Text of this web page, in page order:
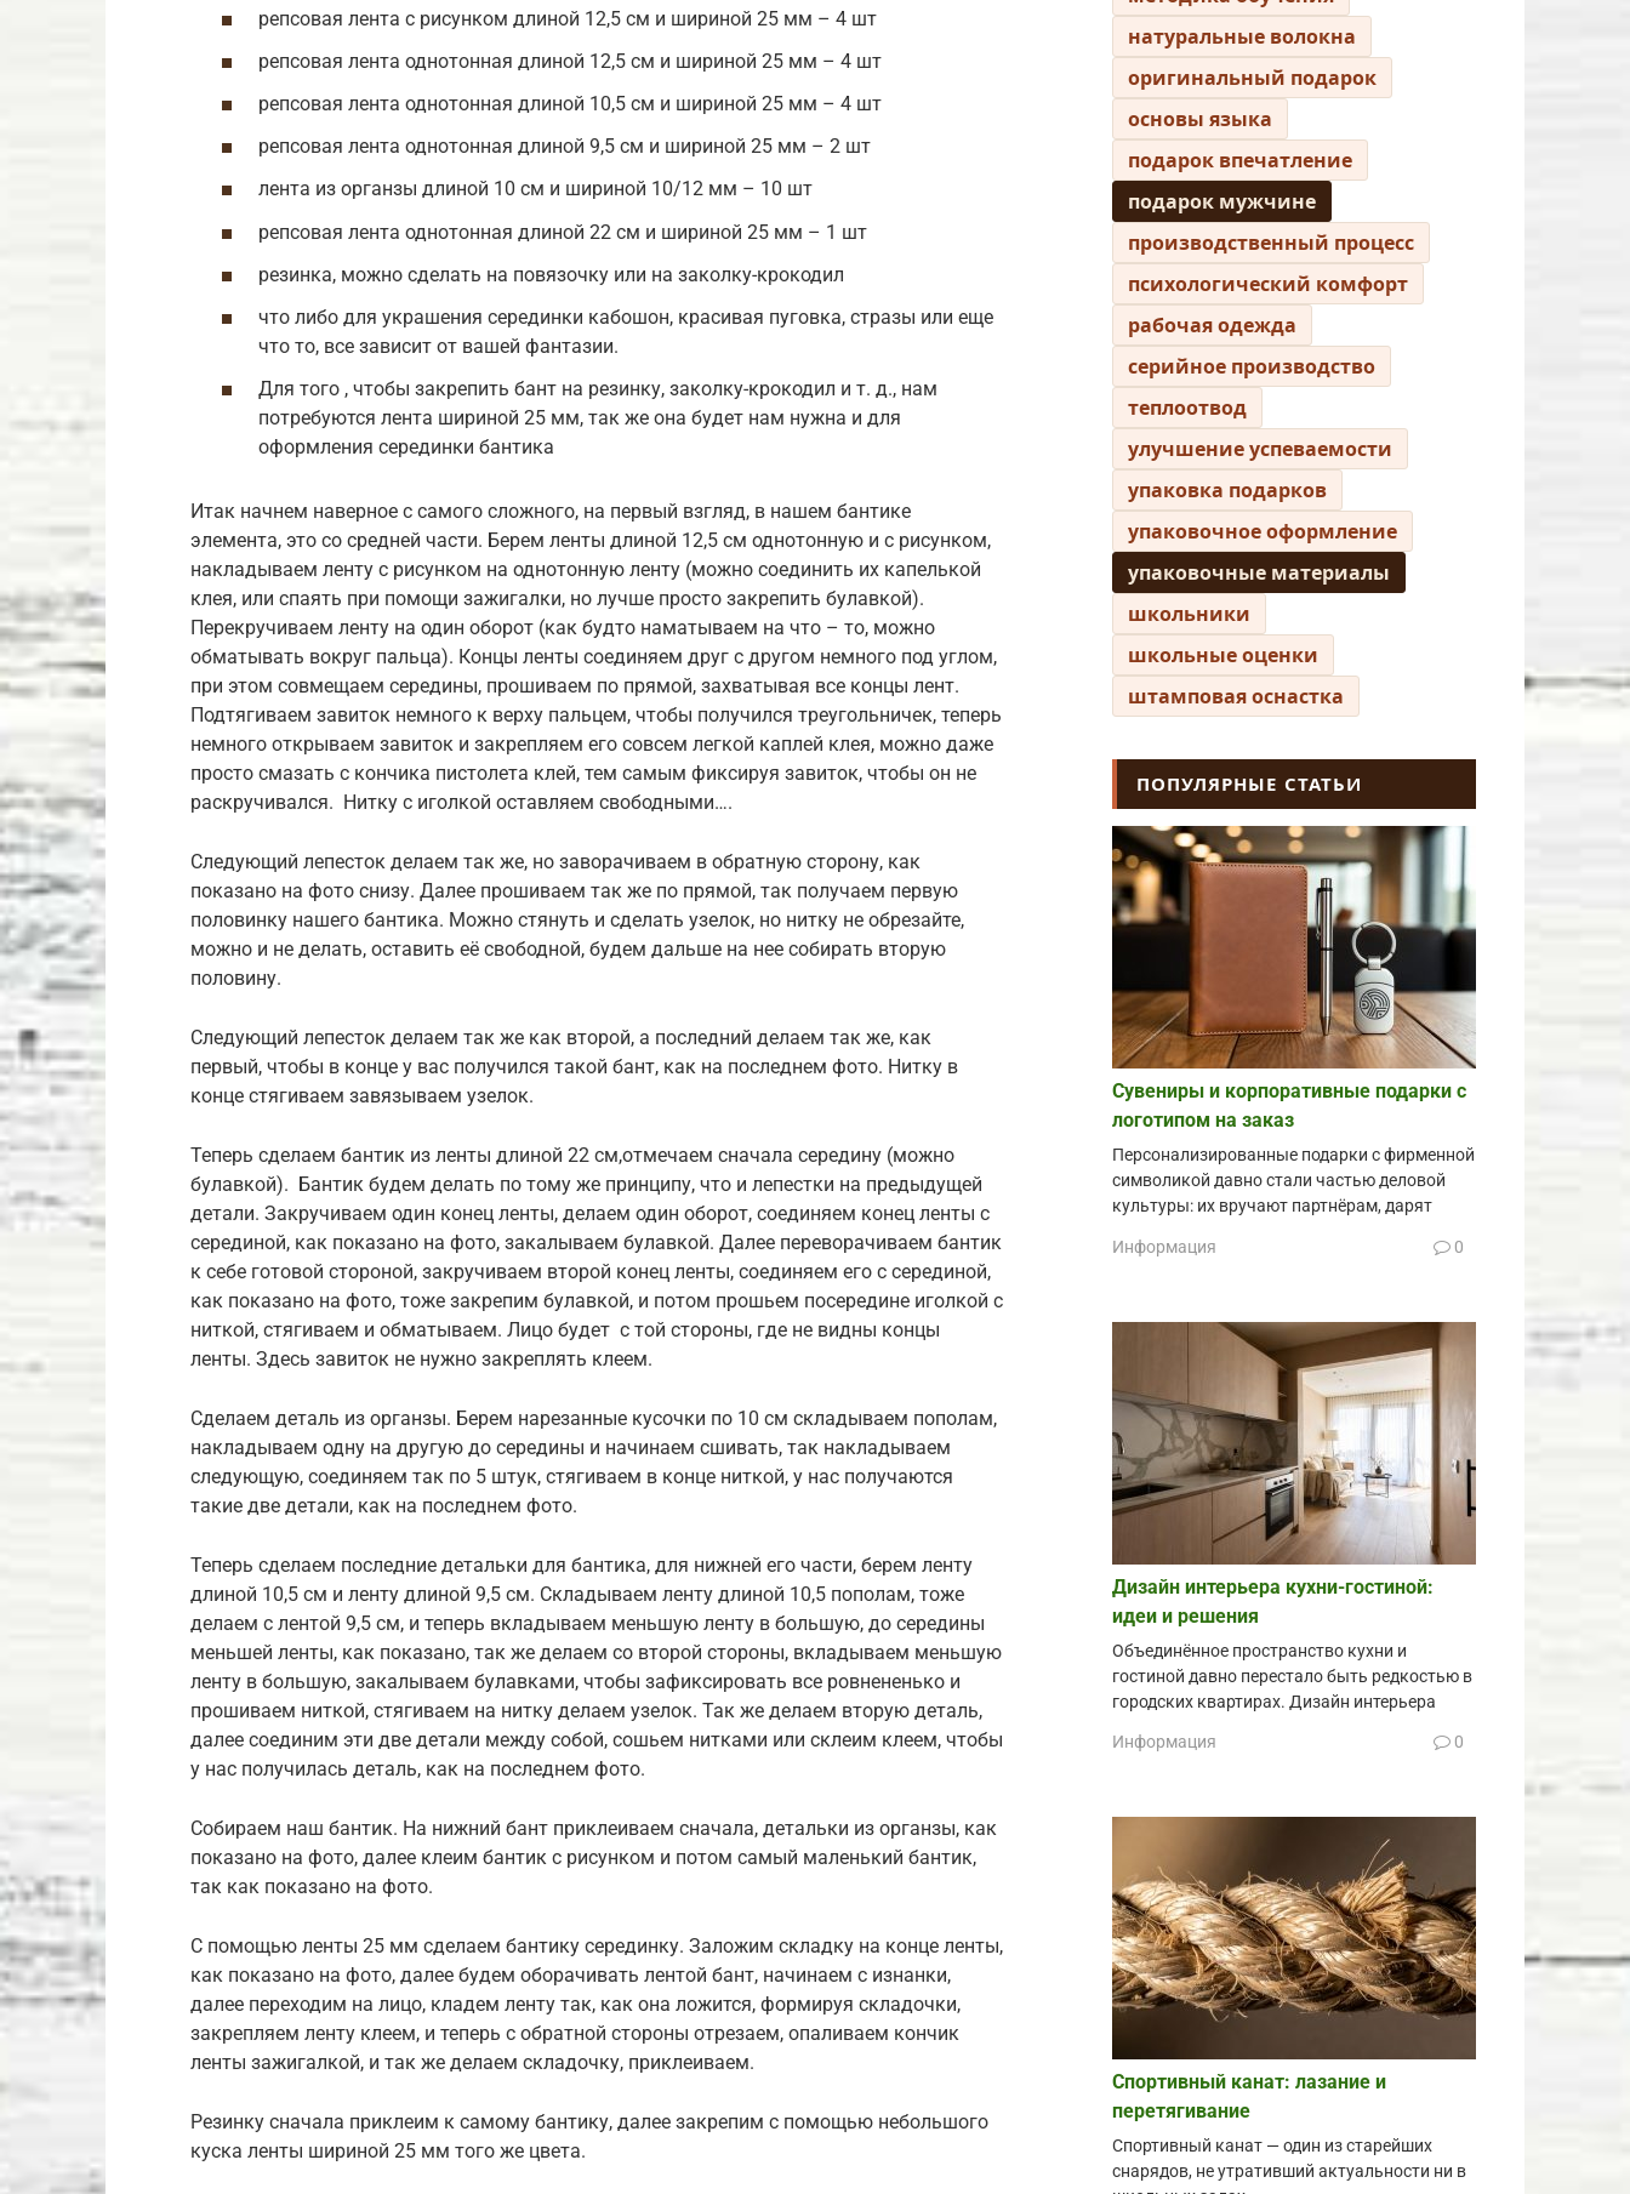
репсовая лента с рисунком длиной 12,5 см и шириной 25 мм – 4 шт
репсовая лента однотонная длиной 12,5 см и шириной 25 мм – 4 шт
репсовая лента однотонная длиной 10,5 см и шириной 25 мм – 4 шт
репсовая лента однотонная длиной 9,5 см и шириной 25 мм – 2 шт
лента из органзы длиной 10 см и шириной 10/12 мм – 10 шт
репсовая лента однотонная длиной 22 см и шириной 25 мм – 1 шт
резинка, можно сделать на повязочку или на заколку-крокодил
что либо для украшения серединки кабошон, красивая пуговка, стразы или еще
что то, все зависит от вашей фантазии.
Для того , чтобы закрепить бант на резинку, заколку-крокодил и т. д., нам
потребуются лента шириной 25 мм, так же она будет нам нужна и для
оформления серединки бантика
Итак начнем наверное с самого сложного, на первый взгляд, в нашем бантике
элемента, это со средней части. Берем ленты длиной 12,5 см однотонную и с рисунком,
накладываем ленту с рисунком на однотонную ленту (можно соединить их капелькой
клея, или спаять при помощи зажигалки, но лучше просто закрепить булавкой).
Перекручиваем ленту на один оборот (как будто наматываем на что – то, можно
обматывать вокруг пальца). Концы ленты соединяем друг с другом немного под углом,
при этом совмещаем середины, прошиваем по прямой, захватывая все концы лент.
Подтягиваем завиток немного к верху пальцем, чтобы получился треугольничек, теперь
немного открываем завиток и закрепляем его совсем легкой каплей клея, можно даже
просто смазать с кончика пистолета клей, тем самым фиксируя завиток, чтобы он не
раскручивался. Нитку с иголкой оставляем свободными….
Следующий лепесток делаем так же, но заворачиваем в обратную сторону, как
показано на фото снизу. Далее прошиваем так же по прямой, так получаем первую
половинку нашего бантика. Можно стянуть и сделать узелок, но нитку не обрезайте,
можно и не делать, оставить её свободной, будем дальше на нее собирать вторую
половину.
Следующий лепесток делаем так же как второй, а последний делаем так же, как
первый, чтобы в конце у вас получился такой бант, как на последнем фото. Нитку в
конце стягиваем завязываем узелок.
Теперь сделаем бантик из ленты длиной 22 см,отмечаем сначала середину (можно
булавкой). Бантик будем делать по тому же принципу, что и лепестки на предыдущей
детали. Закручиваем один конец ленты, делаем один оборот, соединяем конец ленты с
серединой, как показано на фото, закалываем булавкой. Далее переворачиваем бантик
к себе готовой стороной, закручиваем второй конец ленты, соединяем его с серединой,
как показано на фото, тоже закрепим булавкой, и потом прошьем посередине иголкой с
ниткой, стягиваем и обматываем. Лицо будет с той стороны, где не видны концы
ленты. Здесь завиток не нужно закреплять клеем.
Сделаем деталь из органзы. Берем нарезанные кусочки по 10 см складываем пополам,
накладываем одну на другую до середины и начинаем сшивать, так накладываем
следующую, соединяем так по 5 штук, стягиваем в конце ниткой, у нас получаются
такие две детали, как на последнем фото.
Теперь сделаем последние детальки для бантика, для нижней его части, берем ленту
длиной 10,5 см и ленту длиной 9,5 см. Складываем ленту длиной 10,5 пополам, тоже
делаем с лентой 9,5 см, и теперь вкладываем меньшую ленту в большую, до середины
меньшей ленты, как показано, так же делаем со второй стороны, вкладываем меньшую
ленту в большую, закалываем булавками, чтобы зафиксировать все ровнененько и
прошиваем ниткой, стягиваем на нитку делаем узелок. Так же делаем вторую деталь,
далее соединим эти две детали между собой, сошьем нитками или склеим клеем, чтобы
у нас получилась деталь, как на последнем фото.
Собираем наш бантик. На нижний бант приклеиваем сначала, детальки из органзы, как
показано на фото, далее клеим бантик с рисунком и потом самый маленький бантик,
так как показано на фото.
С помощью ленты 25 мм сделаем бантику серединку. Заложим складку на конце ленты,
как показано на фото, далее будем оборачивать лентой бант, начинаем с изнанки,
далее переходим на лицо, кладем ленту так, как она ложится, формируя складочки,
закрепляем ленту клеем, и теперь с обратной стороны отрезаем, опаливаем кончик
ленты зажигалкой, и так же делаем складочку, приклеиваем.
Резинку сначала приклеим к самому бантику, далее закрепим с помощью небольшого
куска ленты шириной 25 мм того же цвета.
натуральные волокна
оригинальный подарок
основы языка
подарок впечатление
подарок мужчине
производственный процесс
психологический комфорт
рабочая одежда
серийное производство
теплоотвод
улучшение успеваемости
упаковка подарков
упаковочное оформление
упаковочные материалы
школьники
школьные оценки
штамповая оснастка
ПОПУЛЯРНЫЕ СТАТЬИ
Сувениры и корпоративные подарки с
логотипом на заказ
Персонализированные подарки с фирменной
символикой давно стали частью деловой
культуры: их вручают партнёрам, дарят
Информация 0
Дизайн интерьера кухни-гостиной:
идеи и решения
Объединённое пространство кухни и
гостиной давно перестало быть редкостью в
городских квартирах. Дизайн интерьера
Информация 0
Спортивный канат: лазание и
перетягивание
Спортивный канат — один из старейших
снарядов, не утративший актуальности ни в